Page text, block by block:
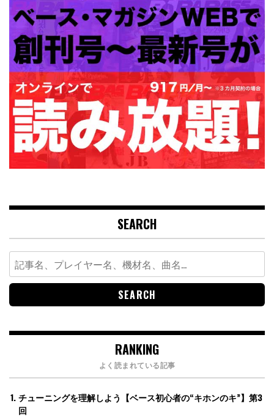
SEARCH
Search
for:
RANKING
よく読まれている記事
チューニングを理解しよう【ベース初心者の“キホンのキ”】第3
回